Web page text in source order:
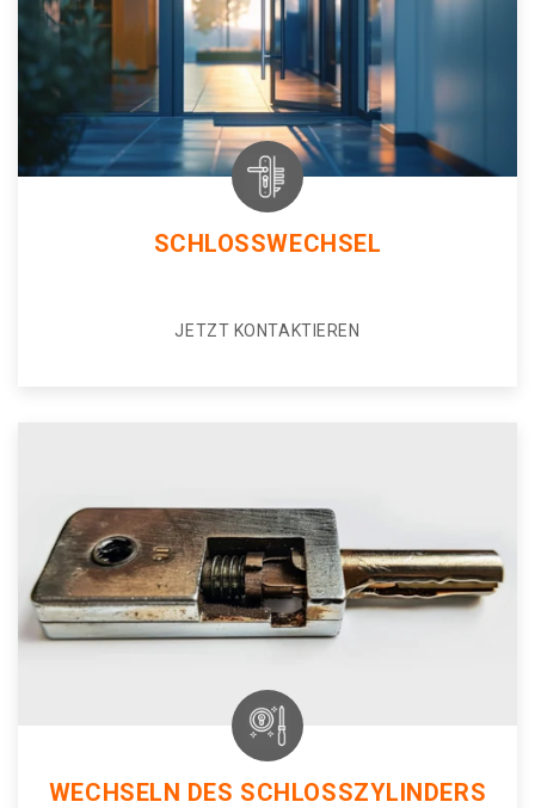
SCHLOSSWECHSEL
JETZT KONTAKTIEREN
WECHSELN DES SCHLOSSZYLINDERS